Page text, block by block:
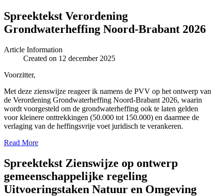
Spreektekst Verordening
Grondwaterheffing Noord-Brabant 2026
Article Information
Created on 12 december 2025
Voorzitter,
Met deze zienswijze reageer ik namens de PVV op het ontwerp van
de Verordening Grondwaterheffing Noord-Brabant 2026, waarin
wordt voorgesteld om de grondwaterheffing ook te laten gelden
voor kleinere onttrekkingen (50.000 tot 150.000) en daarmee de
verlaging van de heffingsvrije voet juridisch te verankeren.
Read More
Spreektekst Zienswijze op ontwerp
gemeenschappelijke regeling
Uitvoeringstaken Natuur en Omgeving